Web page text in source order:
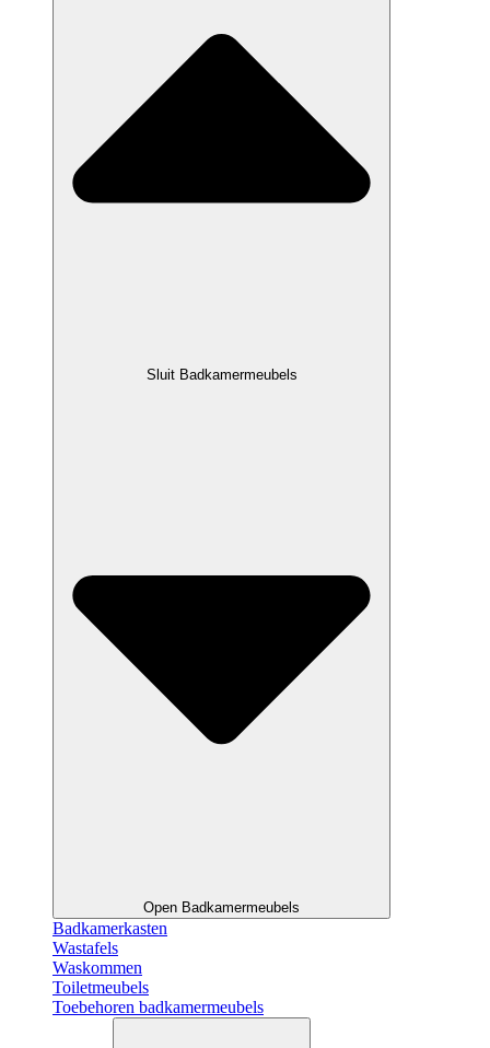
Sluit Badkamermeubels
Open Badkamermeubels
Badkamerkasten
Wastafels
Waskommen
Toiletmeubels
Toebehoren badkamermeubels